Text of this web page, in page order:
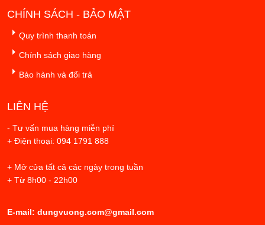
CHÍNH SÁCH - BẢO MẬT
Quy trình thanh toán
Chính sách giao hàng
Bảo hành và đổi trả
LIÊN HỆ
- Tư vấn mua hàng miễn phí
+ Điện thoại: 094 1791 888
+ Mở cửa tất cả các ngày trong tuần
+ Từ 8h00 - 22h00
E-mail: dungvuong.com@gmail.com